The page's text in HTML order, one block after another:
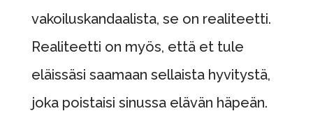
vakoiluskandaalista, se on realiteetti.
Realiteetti on myös, että et tule
eläissäsi saamaan sellaista hyvitystä,
joka poistaisi sinussa elävän häpeän.